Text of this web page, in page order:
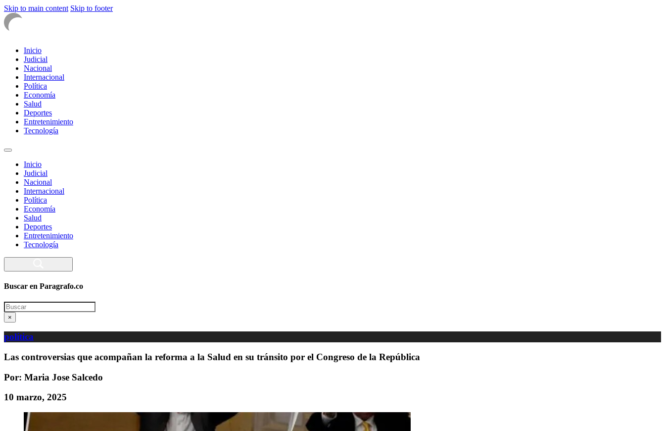
Skip to main content Skip to footer
Inicio
Judicial
Nacional
Internacional
Política
Economía
Salud
Deportes
Entretenimiento
Tecnología
Inicio
Judicial
Nacional
Internacional
Política
Economía
Salud
Deportes
Entretenimiento
Tecnología
Buscar en Paragrafo.co
Search
×
política
Las controversias que acompañan la reforma a la Salud en su tránsito por el Congreso de la República
Por: Maria Jose Salcedo
10 marzo, 2025